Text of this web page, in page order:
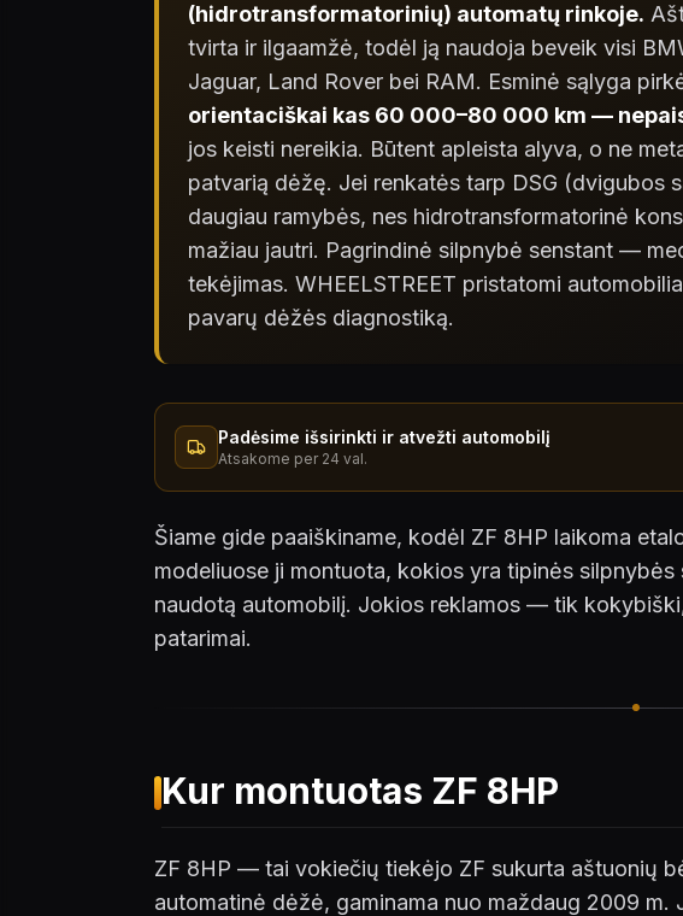
(hidrotransformatorinių) automatų rinkoje.
tvirta ir ilgaamžė, todėl ją naudoja beveik visi
Jaguar, Land Rover bei RAM. Esminė sąlyga
orientaciškai kas 60 000–80 000 km —
jos keisti nereikia. Būtent apleista alyva, o ne
patvarią dėžę. Jei renkatės tarp DSG (dvigubos
daugiau ramybės, nes hidrotransformatorinė
mažiau jautri. Pagrindinė silpnybė senstant —
tekėjimas. WHEELSTREET pristatomi
pavarų dėžės diagnostiką.
Padėsime išsirinkti ir atvežti automobilį
Atsakome per 24 val.
Šiame gide paaiškiname, kodėl ZF 8HP laikoma
modeliuose ji montuota, kokios yra tipinės
naudotą automobilį. Jokios reklamos — tik
patarimai.
Kur montuotas ZF 8HP
ZF 8HP — tai vokiečių tiekėjo ZF sukurta aštuonių
automatinė dėžė, gaminama nuo maždaug 2009